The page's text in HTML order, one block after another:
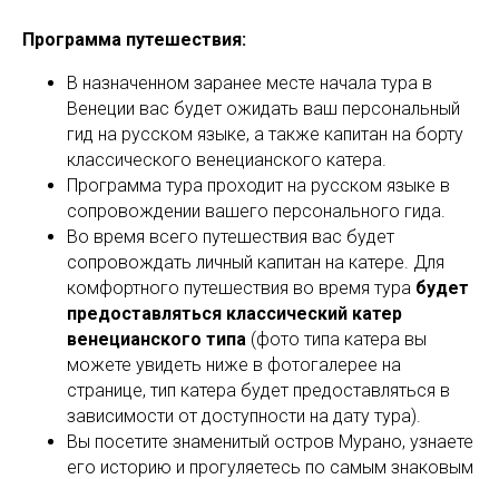
Программа путешествия:
В назначенном заранее месте начала тура в
Венеции вас будет ожидать ваш персональный
гид на русском языке, а также капитан на борту
классического венецианского катера.
Программа тура проходит на русском языке в
сопровождении вашего персонального гида.
Во время всего путешествия вас будет
сопровождать личный капитан на катере. Для
комфортного путешествия во время тура будет
предоставляться классический катер
венецианского типа (фото типа катера вы
можете увидеть ниже в фотогалерее на
странице, тип катера будет предоставляться в
зависимости от доступности на дату тура).
Вы посетите знаменитый остров Мурано, узнаете
его историю и прогуляетесь по самым знаковым